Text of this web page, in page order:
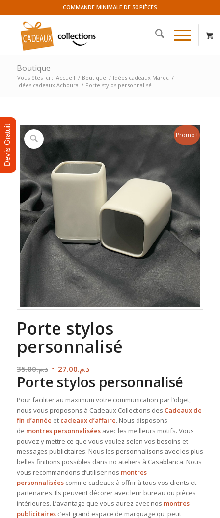
COMMANDE MINIMALE DE 50 PIÈCES
Boutique
Vous êtes ici : Accueil / Boutique / Idées cadeaux Maroc /
Idées cadeaux Achoura / Porte stylos personnalisé
Promo !
Porte stylos
personnalisé
د.م.35.00
Le
prix
était :
د.م.35.00.
د.م.27.00
Le
prix
actuel
est :
د.م.27.00.
Porte stylos personnalisé
Pour faciliter au maximum votre communication par l’objet,
nous vous proposons à Cadeaux Collections des Cadeaux de
fin d’année et cadeaux d’affaire. Nous disposons
de montres personnaliséesavec les meilleurs motifs. Vous
pouvez y mettre ce que vous voulez selon vos besoins et
messages publicitaires. Nous les personnalisons avec les plus
belles finitions possibles dans no ateliers à Casablanca. Nous
vous recommandons d’utiliser nos montres
personnaliséescomme cadeaux à offrir à tous vos clients et
partenaires. Ils peuvent décorer avec leur bureau ou pièces
intérieures. L’avantage que vous aurez avec nos montres
publicitairesc’est grand espace de marquage qui peut
Devis Gratuit